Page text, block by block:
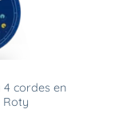
4 cordes en
Roty